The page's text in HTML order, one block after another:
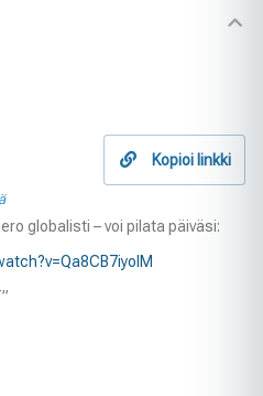
Kopioi linkki
globalisti – voi pilata päiväsi: